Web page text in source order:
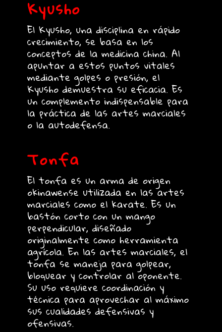
Kyusho
El Kyusho, una disciplina en rápido
crecimiento, se basa en los
conceptos de la medicina china. Al
apuntar a estos puntos vitales
mediante golpes o presión, el
Kyusho demuestra su eficacia. Es
un complemento indispensable para
la práctica de las artes marciales
o la autodefensa.
Tonfa
El tonfa es un arma de origen
okinawense utilizada en las artes
marciales como el karate. Es un
bastón corto con un mango
perpendicular, diseñado
originalmente como herramienta
agrícola. En las artes marciales, el
tonfa se maneja para golpear,
bloquear y controlar al oponente.
Su uso requiere coordinación y
técnica para aprovechar al máximo
sus cualidades defensivas y
ofensivas.